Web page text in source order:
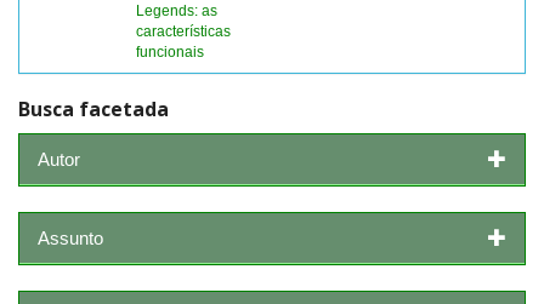
Legends: as
características
funcionais
Busca facetada
Autor
Assunto